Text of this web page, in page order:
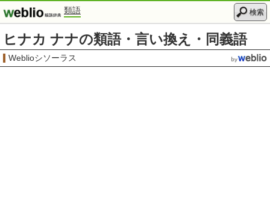
類語 検索
ヒナカ ナナの類語・言い換え・同義語
Weblioシソーラス